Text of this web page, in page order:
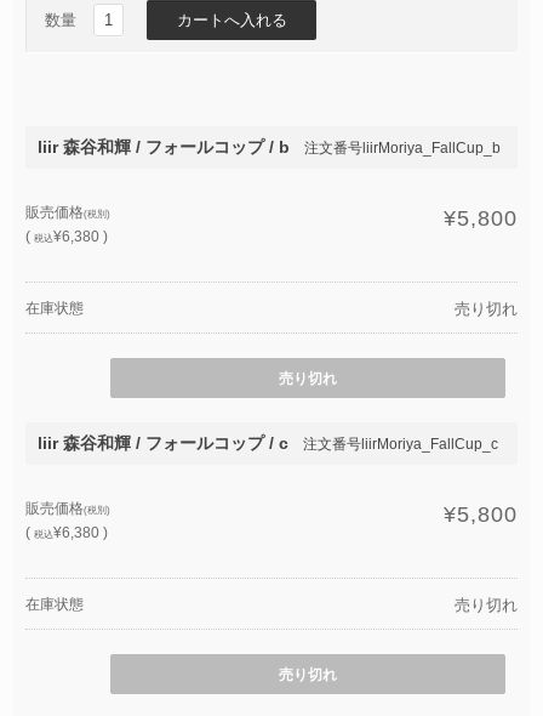
数量
liir 森谷和輝 / フォールコップ / b 注文番号liirMoriya_FallCup_b
販売価格(税別)
(税込¥6,380 )
¥5,800
在庫状態 売り切れ
売り切れ
liir 森谷和輝 / フォールコップ / c 注文番号liirMoriya_FallCup_c
販売価格(税別)
(税込¥6,380 )
¥5,800
在庫状態 売り切れ
売り切れ